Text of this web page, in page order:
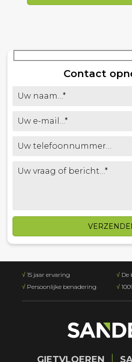
Contact
√ 15 jaar ervaring
√ Persoonlijke benadering
√ De
√
GIETVLOEREN